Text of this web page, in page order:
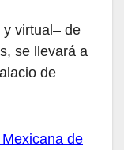
virtual– de
se llevará a
de
de